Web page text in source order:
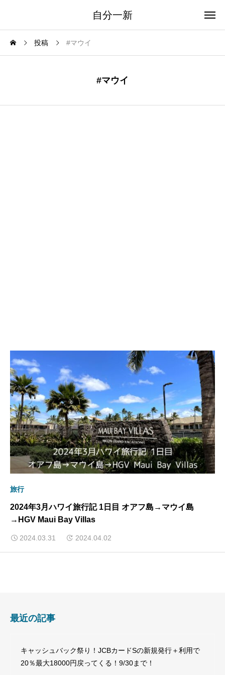
自分一新
投稿 #マウイ
#マウイ
旅行
2024年3月ハワイ旅行記 1日目 オアフ島→マウイ島
→HGV Maui Bay Villas
2024.03.31 2024.04.02
最近の記事
キャッシュバック祭り！JCBカードSの新規発行＋利用で
20％最大18000円戻ってくる！9/30まで！